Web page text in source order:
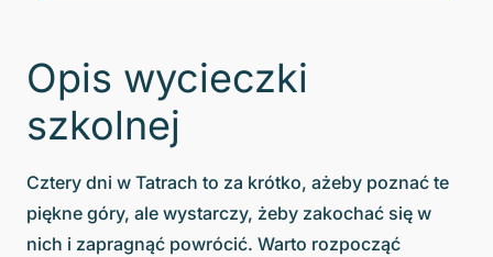
Opis wycieczki
szkolnej
Cztery dni w Tatrach to za krótko, ażeby poznać te
piękne góry, ale wystarczy, żeby zakochać się w
nich i zapragnąć powrócić. Warto rozpocząć